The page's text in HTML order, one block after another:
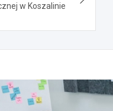
w Koszalinie